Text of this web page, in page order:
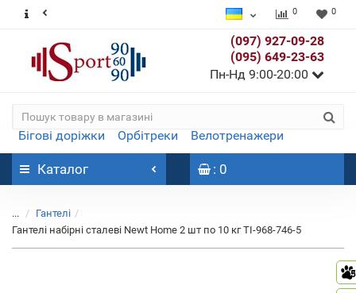
0 0
(097) 927-09-28
(095) 649-23-63
Пн-Нд 9:00-20:00
Бігові доріжки Орбітреки Велотренажери
Каталог : 0
...
Гантелі
Гантелі набірні сталеві Newt Home 2 шт по 10 кг TI-968-746-5
5